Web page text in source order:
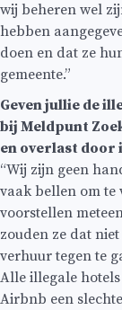
wij beheren wel
hebben
doen en dat ze
gemeente.”
Geven jullie de
bij Meldpunt
en overlast door
“Wij zijn geen
vaak bellen om te
voorstellen
zouden ze dat
verhuur tegen te
Alle illegale
Airbnb een